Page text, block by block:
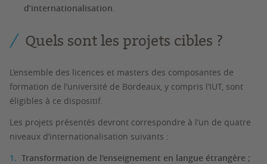
d’internationalisation.
Quels sont les projets cibles ?
L’ensemble des licences et masters des composantes de
formation de l’université de Bordeaux, y compris l’IUT, sont
éligibles à ce dispositif.
Les projets présentés devront correspondre à l’un de quatre
niveaux d’internationalisation suivants :
Transformation de l'enseignement en langue étrangère ;